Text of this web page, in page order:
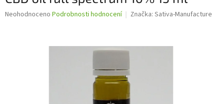
Průměrné
Neohodnoceno Podrobnosti hodnocení Značka: Sativa-Manufacture